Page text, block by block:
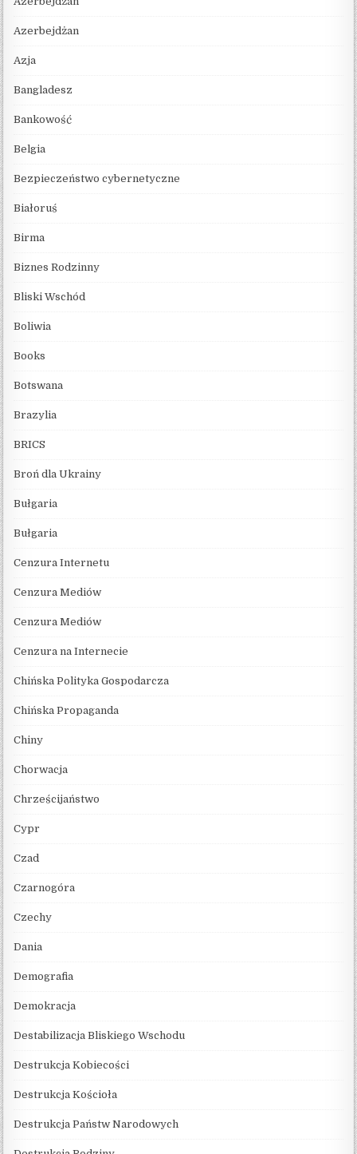
Azerbejdżan
Azja
Bangladesz
Bankowość
Belgia
Bezpieczeństwo cybernetyczne
Białoruś
Birma
Biznes Rodzinny
Bliski Wschód
Boliwia
Books
Botswana
Brazylia
BRICS
Broń dla Ukrainy
Bułgaria
Bułgaria
Cenzura Internetu
Cenzura Mediów
Cenzura Mediów
Cenzura na Internecie
Chińska Polityka Gospodarcza
Chińska Propaganda
Chiny
Chorwacja
Chrześcijaństwo
Cypr
Czad
Czarnogóra
Czechy
Dania
Demografia
Demokracja
Destabilizacja Bliskiego Wschodu
Destrukcja Kobiecości
Destrukcja Kościoła
Destrukcja Państw Narodowych